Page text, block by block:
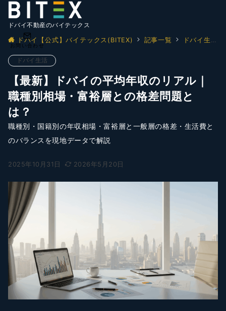
ドバイ不動産のバイテックス
お問い合わせ
ドバイ【公式】バイテックス(BITEX) 記事一覧 ドバイ生活
ドバイ生活
【最新】ドバイの平均年収のリアル｜
職種別相場・富裕層との格差問題と
は？
職種別・国籍別の年収相場・富裕層と一般層の格差・生活費と
のバランスを現地データで解説
2025年10月31日 2026年5月20日